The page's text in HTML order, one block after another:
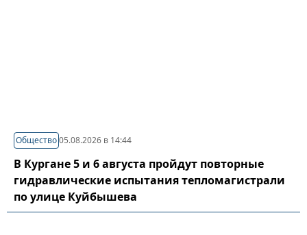
Общество05.08.2026 в 14:44
В Кургане 5 и 6 августа пройдут повторные
гидравлические испытания тепломагистрали
по улице Куйбышева